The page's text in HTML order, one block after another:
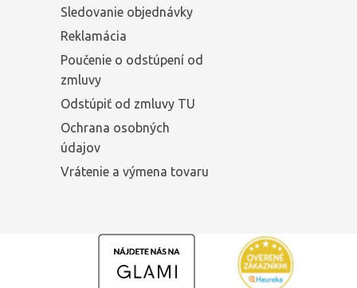
Sledovanie objednávky
Reklamácia
Poučenie o odstúpení od
zmluvy
Odstúpiť od zmluvy TU
Ochrana osobných
údajov
Vrátenie a výmena tovaru